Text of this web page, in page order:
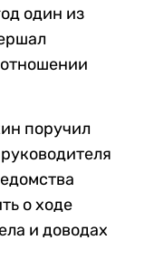
один из
поручил
о ходе
и доводах